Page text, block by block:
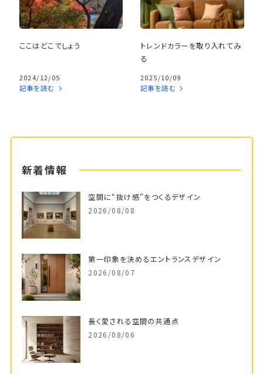
ここはどこでしょう
2024/12/05
記事を読む
トレンドカラーを取り入れてみ
る
2025/10/09
記事を読む
新着情報
空間に“抜け感”をつくるデザイン
2026/08/08
第一印象を決めるエントランスデザイン
2026/08/07
長く愛される空間の共通点
2026/08/06